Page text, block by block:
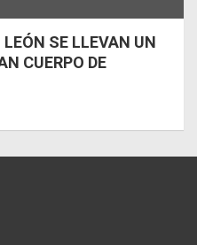
LEÓN SE LLEVAN UN
CUERPO DE